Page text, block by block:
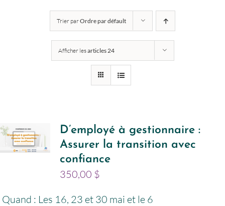
Trier parOrdre par défault
Afficher lesarticles 24
D’employé à gestionnaire :
Assurer la transition avec
confiance
350,00 $
Quand : Les 16, 23 et 30 mai et le 6